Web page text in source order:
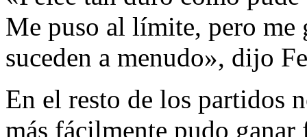
Me puso al límite, pero me
suceden a menudo», dijo
En el resto de los partidos
más fácilmente pudo